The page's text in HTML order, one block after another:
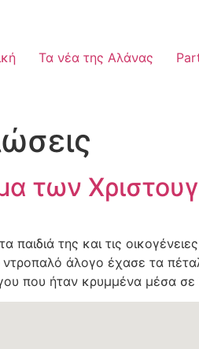
Τα νέα της Αλάνας
των
παιδιά της και τις
άλογο έχασε τα
που ήταν κρυμμένα μέσα